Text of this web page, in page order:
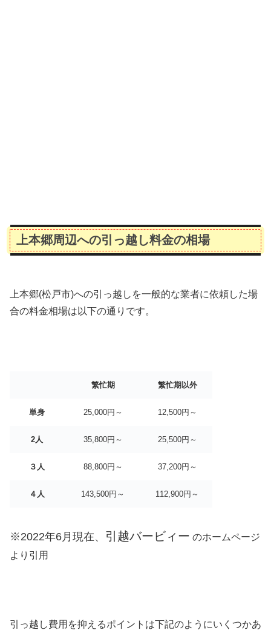
上本郷周辺への引っ越し料金の相場
上本郷(松戸市)への引っ越しを一般的な業者に依頼した場
合の料金相場は以下の通りです。
繁忙期 繁忙期以外
単身 25,000円～ 12,500円～
2人 35,800円～ 25,500円～
３人 88,800円～ 37,200円～
４人 143,500円～ 112,900円～
※2022年6月現在、 引越バービィー のホームページ
より引用
引っ越し費用を抑えるポイントは下記のようにいくつかあ